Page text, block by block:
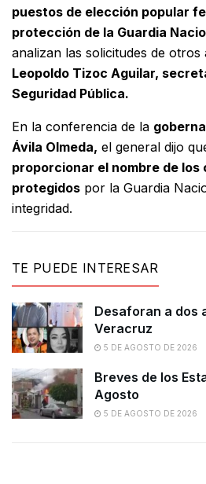
puestos de elección popular
protección de la Guardia
analizan las solicitudes de
Leopoldo Tizoc Aguilar,
Seguridad Pública.
En la conferencia de la
Ávila Olmeda, el general dijo
proporcionar el nombre de los
protegidos por la Guardia
integridad.
TE PUEDE INTERESAR
Desaforan a dos
Veracruz
5 DE AGOSTO DE 2026
Breves de los
Agosto
5 DE AGOSTO DE 2026